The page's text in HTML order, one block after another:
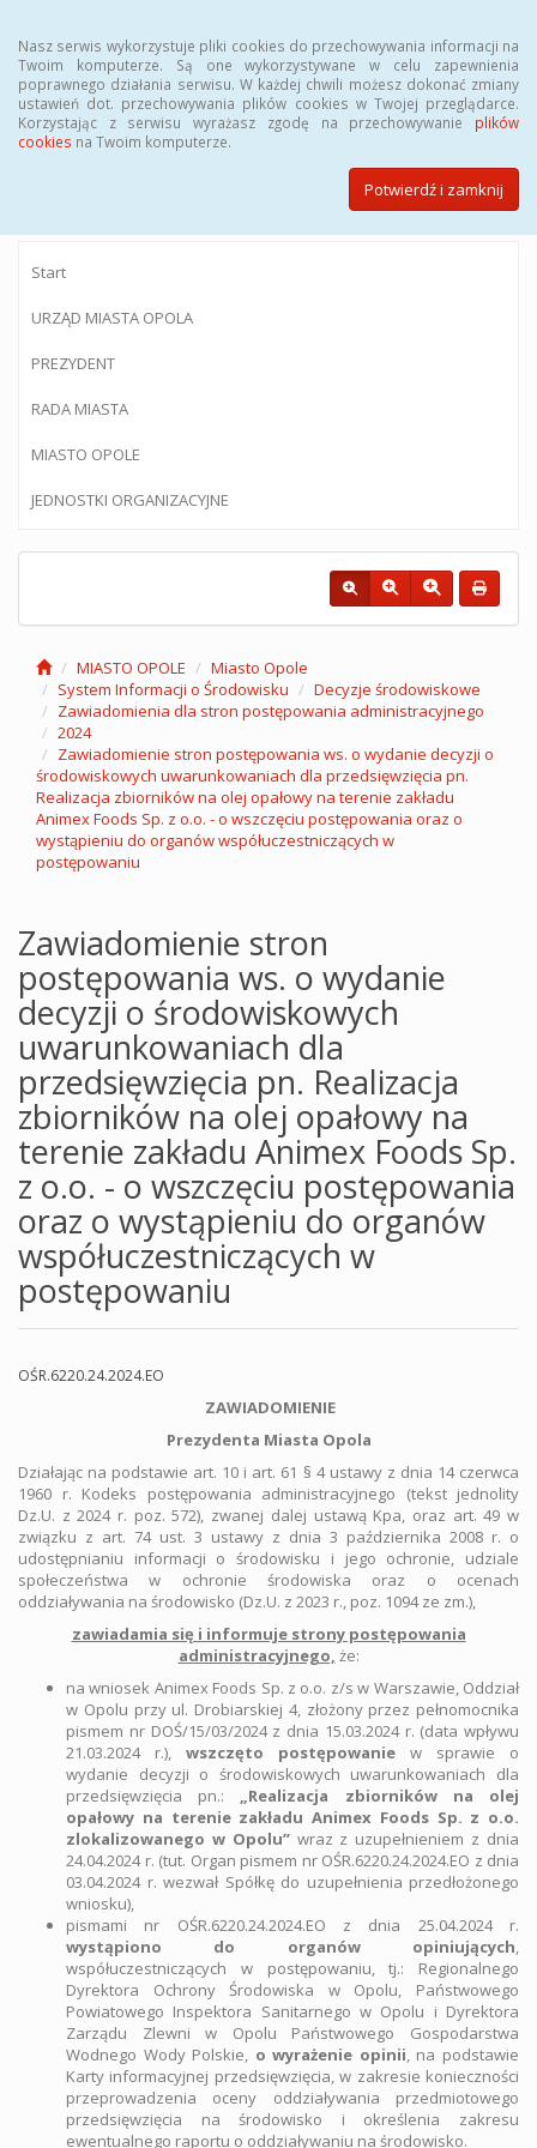
Nasz serwis wykorzystuje pliki cookies do przechowywania informacji na
Twoim komputerze. Są one wykorzystywane w celu zapewnienia
poprawnego działania serwisu. W każdej chwili możesz dokonać zmiany
ustawień dot. przechowywania plików cookies w Twojej przeglądarce.
Korzystając z serwisu wyrażasz zgodę na przechowywanie plików
cookies na Twoim komputerze.
Potwierdź i zamknij
BIULETYN INFORMACJI PUBLICZNEJ
Urzędu Miasta Opola
Start
URZĄD MIASTA OPOLA
PREZYDENT
RADA MIASTA
MIASTO OPOLE
JEDNOSTKI ORGANIZACYJNE
MIASTO OPOLE
Miasto Opole
System Informacji o Środowisku
Decyzje środowiskowe
Zawiadomienia dla stron postępowania administracyjnego
2024
Zawiadomienie stron postępowania ws. o wydanie decyzji o
środowiskowych uwarunkowaniach dla przedsięwzięcia pn.
Realizacja zbiorników na olej opałowy na terenie zakładu
Animex Foods Sp. z o.o. - o wszczęciu postępowania oraz o
wystąpieniu do organów współuczestniczących w
postępowaniu
Zawiadomienie stron
postępowania ws. o wydanie
decyzji o środowiskowych
uwarunkowaniach dla
przedsięwzięcia pn. Realizacja
zbiorników na olej opałowy na
terenie zakładu Animex Foods Sp.
z o.o. - o wszczęciu postępowania
oraz o wystąpieniu do organów
współuczestniczących w
postępowaniu
OŚR.6220.24.2024.EO
ZAWIADOMIENIE
Prezydenta Miasta Opola
Działając na podstawie art. 10 i art. 61 § 4 ustawy z dnia 14 czerwca
1960 r. Kodeks postępowania administracyjnego (tekst jednolity
Dz.U. z 2024 r. poz. 572), zwanej dalej ustawą Kpa, oraz art. 49 w
związku z art. 74 ust. 3 ustawy z dnia 3 października 2008 r. o
udostępnianiu informacji o środowisku i jego ochronie, udziale
społeczeństwa w ochronie środowiska oraz o ocenach
oddziaływania na środowisko (Dz.U. z 2023 r., poz. 1094 ze zm.),
zawiadamia się i informuje strony postępowania
administracyjnego, że:
na wniosek Animex Foods Sp. z o.o. z/s w Warszawie, Oddział
w Opolu przy ul. Drobiarskiej 4, złożony przez pełnomocnika
pismem nr DOŚ/15/03/2024 z dnia 15.03.2024 r. (data wpływu
21.03.2024 r.), wszczęto postępowanie w sprawie o
wydanie decyzji o środowiskowych uwarunkowaniach dla
przedsięwzięcia pn.: „Realizacja zbiorników na olej
opałowy na terenie zakładu Animex Foods Sp. z o.o.
zlokalizowanego w Opolu”wraz z uzupełnieniem z dnia
24.04.2024 r. (tut. Organ pismem nr OŚR.6220.24.2024.EO z dnia
03.04.2024 r. wezwał Spółkę do uzupełnienia przedłożonego
wniosku),
pismami nr OŚR.6220.24.2024.EO z dnia 25.04.2024 r.
wystąpiono do organów opiniujących,
współuczestniczących w postępowaniu, tj.: Regionalnego
Dyrektora Ochrony Środowiska w Opolu, Państwowego
Powiatowego Inspektora Sanitarnego w Opolu i Dyrektora
Zarządu Zlewni w Opolu Państwowego Gospodarstwa
Wodnego Wody Polskie, o wyrażenie opinii, na podstawie
Karty informacyjnej przedsięwzięcia, w zakresie konieczności
przeprowadzenia oceny oddziaływania przedmiotowego
przedsięwzięcia na środowisko i określenia zakresu
ewentualnego raportu o oddziaływaniu na środowisko.